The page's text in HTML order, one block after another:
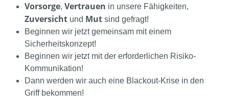
Vorsorge, Vertrauen in unsere Fähigkeiten,
Zuversicht und Mut sind gefragt!
Beginnen wir jetzt gemeinsam mit einem
Sicherheitskonzept!
Beginnen wir jetzt mit der erforderlichen Risiko-
Kommunikation!
Dann werden wir auch eine Blackout-Krise in den
Griff bekommen!